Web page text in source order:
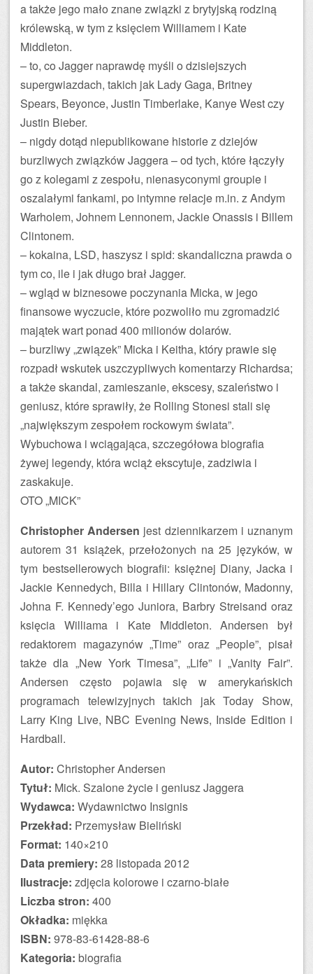
a także jego mało znane związki z brytyjską rodziną
królewską, w tym z księciem Williamem i Kate
Middleton.
– to, co Jagger naprawdę myśli o dzisiejszych
supergwiazdach, takich jak Lady Gaga, Britney
Spears, Beyonce, Justin Timberlake, Kanye West czy
Justin Bieber.
– nigdy dotąd niepublikowane historie z dziejów
burzliwych związków Jaggera – od tych, które łączyły
go z kolegami z zespołu, nienasyconymi groupie i
oszalałymi fankami, po intymne relacje m.in. z Andym
Warholem, Johnem Lennonem, Jackie Onassis i Billem
Clintonem.
– kokaina, LSD, haszysz i spid: skandaliczna prawda o
tym co, ile i jak długo brał Jagger.
– wgląd w biznesowe poczynania Micka, w jego
finansowe wyczucie, które pozwoliło mu zgromadzić
majątek wart ponad 400 milionów dolarów.
– burzliwy „związek” Micka i Keitha, który prawie się
rozpadł wskutek uszczypliwych komentarzy Richardsa;
a także skandal, zamieszanie, ekscesy, szaleństwo i
geniusz, które sprawiły, że Rolling Stonesi stali się
„największym zespołem rockowym świata”.
Wybuchowa i wciągająca, szczegółowa biografia
żywej legendy, która wciąż ekscytuje, zadziwia i
zaskakuje.
OTO „MICK”
Christopher Andersen jest dziennikarzem i uznanym
autorem 31 książek, przełożonych na 25 języków, w
tym bestsellerowych biografii: księżnej Diany, Jacka i
Jackie Kennedych, Billa i Hillary Clintonów, Madonny,
Johna F. Kennedy’ego Juniora, Barbry Streisand oraz
księcia Williama i Kate Middleton. Andersen był
redaktorem magazynów „Time” oraz „People”, pisał
także dla „New York Timesa”, „Life” i „Vanity Fair”.
Andersen często pojawia się w amerykańskich
programach telewizyjnych takich jak Today Show,
Larry King Live, NBC Evening News, Inside Edition i
Hardball.
Autor: Christopher Andersen
Tytuł: Mick. Szalone życie i geniusz Jaggera
Wydawca: Wydawnictwo Insignis
Przekład: Przemysław Bieliński
Format: 140×210
Data premiery: 28 listopada 2012
Ilustracje: zdjęcia kolorowe i czarno-białe
Liczba stron: 400
Okładka: miękka
ISBN: 978-83-61428-88-6
Kategoria: biografia